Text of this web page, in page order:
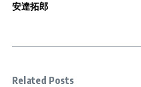
安達拓郎
Related Posts